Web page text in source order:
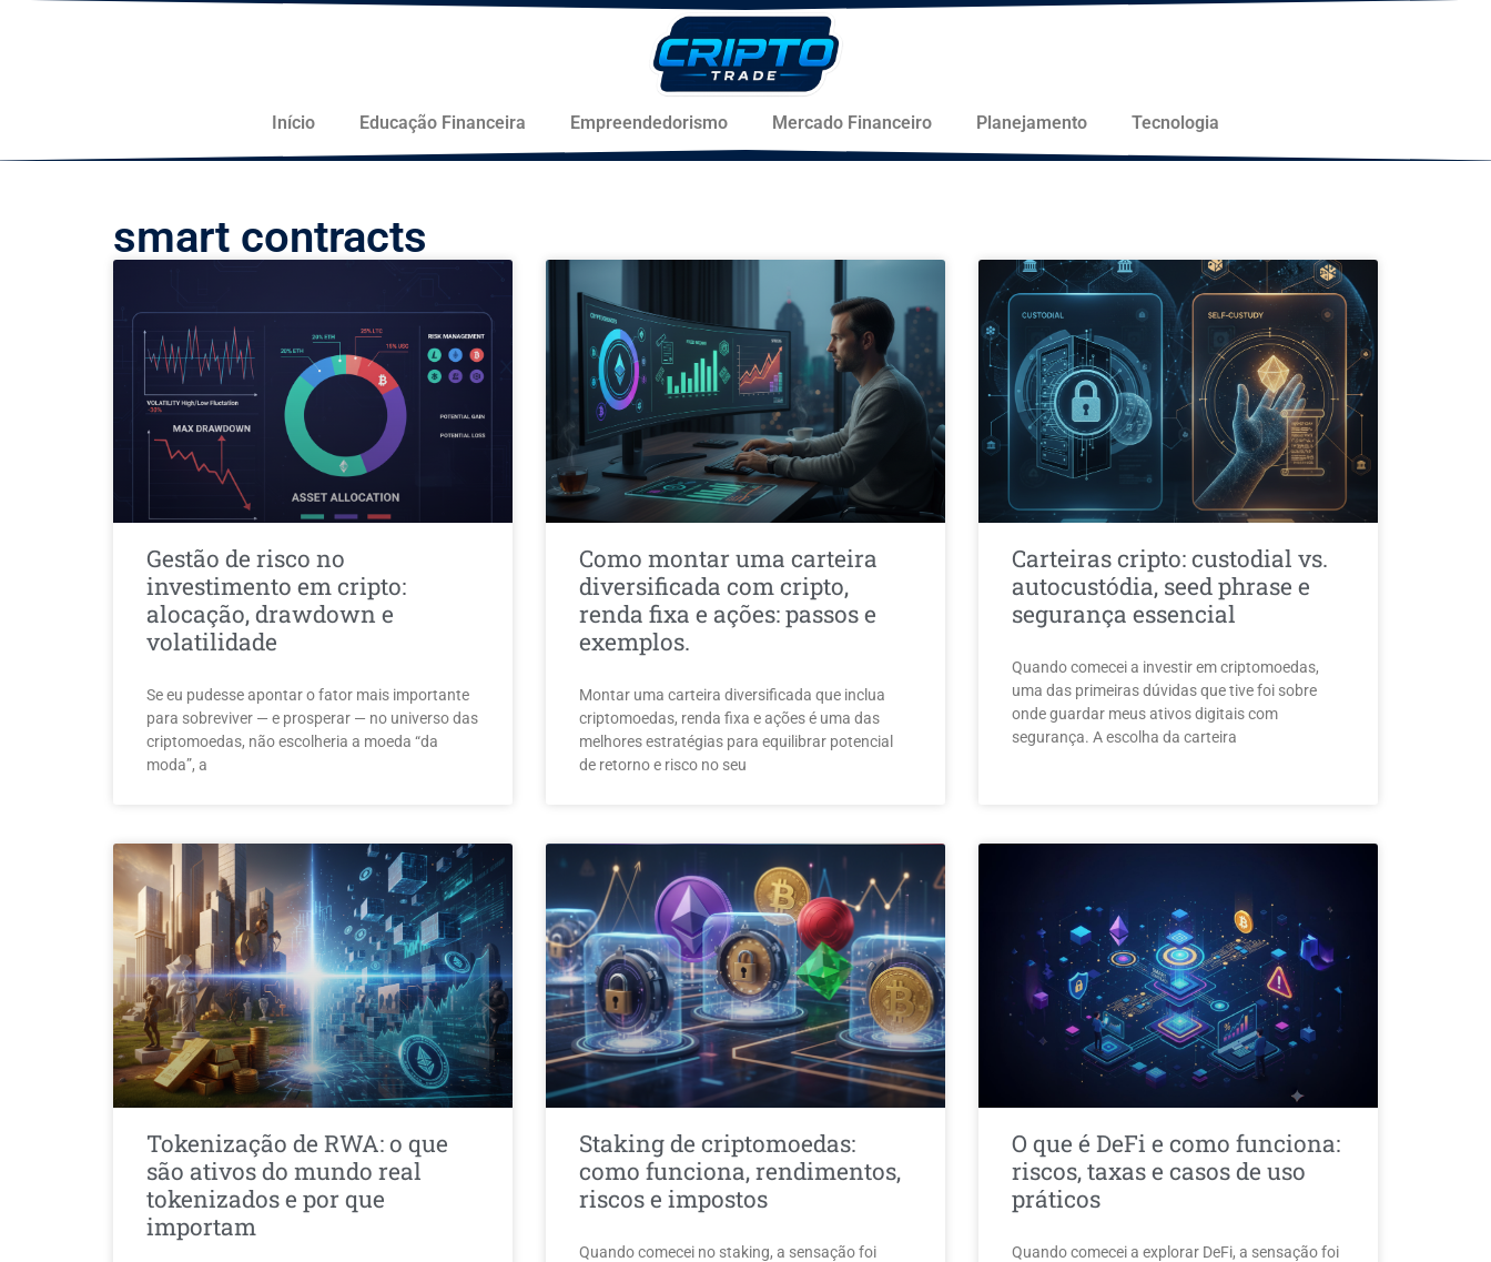
Início Educação Financeira Empreendedorismo Mercado Financeiro Planejamento Tecnologia
smart contracts
Gestão de risco no
investimento em cripto:
alocação, drawdown e
volatilidade
Se eu pudesse apontar o fator mais importante
para sobreviver — e prosperar — no universo das
criptomoedas, não escolheria a moeda “da
moda”, a
Como montar uma carteira
diversificada com cripto,
renda fixa e ações: passos e
exemplos.
Montar uma carteira diversificada que inclua
criptomoedas, renda fixa e ações é uma das
melhores estratégias para equilibrar potencial
de retorno e risco no seu
Carteiras cripto: custodial vs.
autocustódia, seed phrase e
segurança essencial
Quando comecei a investir em criptomoedas,
uma das primeiras dúvidas que tive foi sobre
onde guardar meus ativos digitais com
segurança. A escolha da carteira
Tokenização de RWA: o que
são ativos do mundo real
tokenizados e por que
importam
Staking de criptomoedas:
como funciona, rendimentos,
riscos e impostos
Quando comecei no staking, a sensação foi
O que é DeFi e como funciona:
riscos, taxas e casos de uso
práticos
Quando comecei a explorar DeFi, a sensação foi